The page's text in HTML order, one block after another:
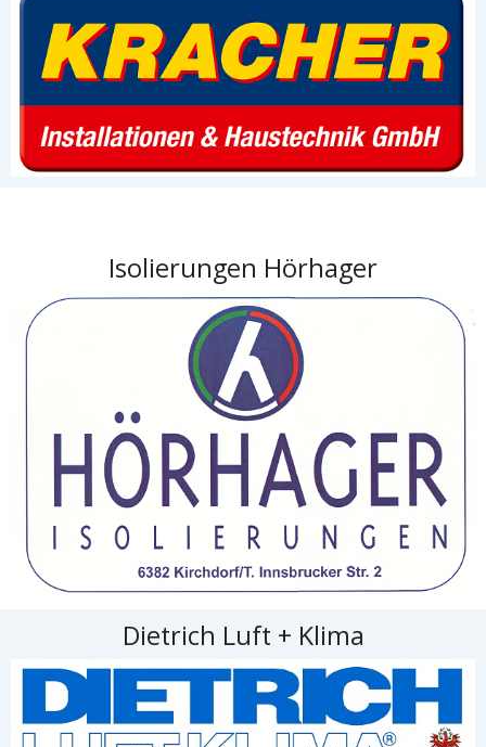
Isolierungen Hörhager
Dietrich Luft + Klima